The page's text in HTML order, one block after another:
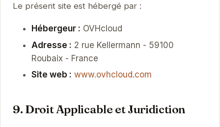
Le présent site est hébergé par :
Hébergeur : OVHcloud
Adresse : 2 rue Kellermann - 59100
Roubaix - France
Site web : www.ovhcloud.com
9. Droit Applicable et Juridiction